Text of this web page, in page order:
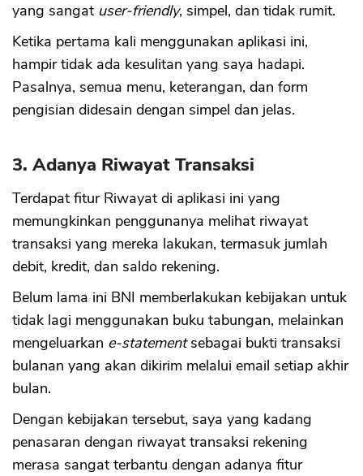
yang sangat user-friendly, simpel, dan tidak rumit.
Ketika pertama kali menggunakan aplikasi ini,
hampir tidak ada kesulitan yang saya hadapi.
Pasalnya, semua menu, keterangan, dan form
pengisian didesain dengan simpel dan jelas.
3. Adanya Riwayat Transaksi
Terdapat fitur Riwayat di aplikasi ini yang
memungkinkan penggunanya melihat riwayat
transaksi yang mereka lakukan, termasuk jumlah
debit, kredit, dan saldo rekening.
Belum lama ini BNI memberlakukan kebijakan untuk
tidak lagi menggunakan buku tabungan, melainkan
mengeluarkan e-statementsebagai bukti transaksi
bulanan yang akan dikirim melalui email setiap akhir
bulan.
Dengan kebijakan tersebut, saya yang kadang
penasaran dengan riwayat transaksi rekening
merasa sangat terbantu dengan adanya fitur